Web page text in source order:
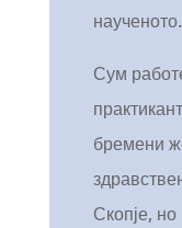
наученото.
Сум
бремени
Скопје,